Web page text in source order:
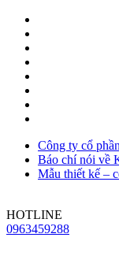
Công ty cổ
Báo chí nói về
Mẫu thiết kế –
HOTLINE
0963459288